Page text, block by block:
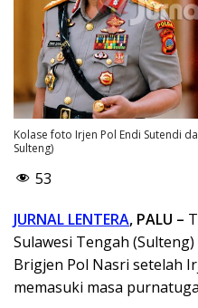
Kolase foto Irjen Pol Endi Sutendi
Sulteng)
53
JURNAL LENTERA, PALU –
Sulawesi Tengah
Brigjen Pol Nasri setelah
memasuki masa